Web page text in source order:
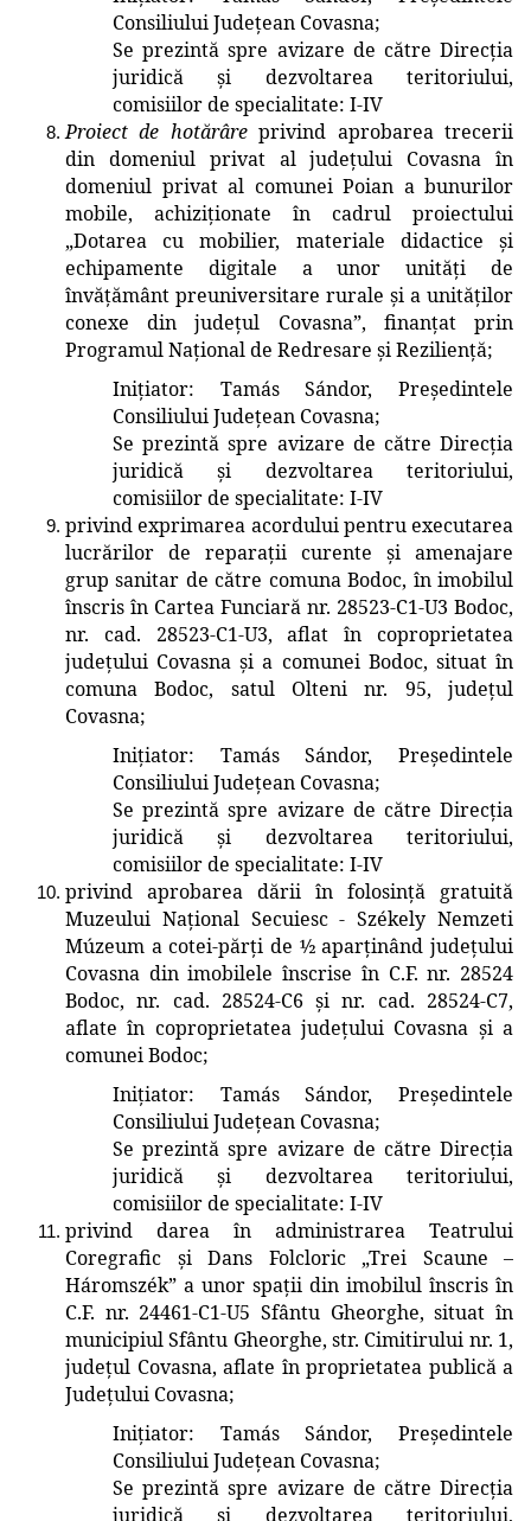
Consiliului Județean Covasna;
Se prezintă spre avizare de către Direcția
juridică și dezvoltarea teritoriului,
comisiilor de specialitate: I-IV
Proiect de hotărâreprivind aprobarea trecerii
din domeniul privat al județului Covasna în
domeniul privat al comunei Poian a bunurilor
mobile, achiziționate în cadrul proiectului
„Dotarea cu mobilier, materiale didactice și
echipamente digitale a unor unități de
învățământ preuniversitare rurale și a unităților
conexe din județul Covasna”, finanțat prin
Programul Național de Redresare și Reziliență;
Inițiator: Tamás Sándor, Președintele
Consiliului Județean Covasna;
Se prezintă spre avizare de către Direcția
juridică și dezvoltarea teritoriului,
comisiilor de specialitate: I-IV
privind exprimarea acordului pentru executarea
lucrărilor de reparații curente și amenajare
grup sanitar de către comuna Bodoc, în imobilul
înscris în Cartea Funciară nr. 28523-C1-U3 Bodoc,
nr. cad. 28523-C1-U3, aflat în coproprietatea
județului Covasna și a comunei Bodoc, situat în
comuna Bodoc, satul Olteni nr. 95, județul
Covasna;
Inițiator: Tamás Sándor, Președintele
Consiliului Județean Covasna;
Se prezintă spre avizare de către Direcţia
juridică și dezvoltarea teritoriului,
comisiilor de specialitate: I-IV
privind aprobarea dării în folosință gratuită
Muzeului Național Secuiesc - Székely Nemzeti
Múzeum a cotei-părți de ½ aparținând județului
Covasna din imobilele înscrise în C.F. nr. 28524
Bodoc, nr. cad. 28524-C6 și nr. cad. 28524-C7,
aflate în coproprietatea județului Covasna și a
comunei Bodoc;
Inițiator: Tamás Sándor, Președintele
Consiliului Județean Covasna;
Se prezintă spre avizare de către Direcţia
juridică și dezvoltarea teritoriului,
comisiilor de specialitate: I-IV
privind darea în administrarea Teatrului
Coregrafic și Dans Folcloric „Trei Scaune –
Háromszék” a unor spații din imobilul înscris în
C.F. nr. 24461-C1-U5 Sfântu Gheorghe, situat în
municipiul Sfântu Gheorghe, str. Cimitirului nr. 1,
județul Covasna, aflate în proprietatea publică a
Județului Covasna;
Inițiator: Tamás Sándor, Președintele
Consiliului Județean Covasna;
Se prezintă spre avizare de către Direcţia
juridică și dezvoltarea teritoriului,